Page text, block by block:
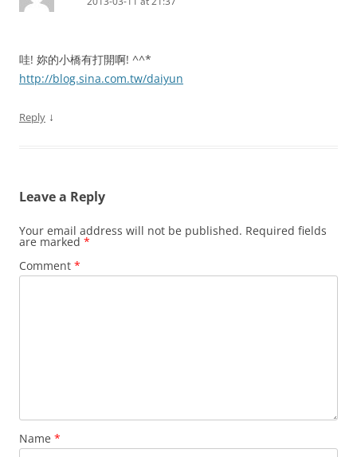
哇! 妳的小橋有打開啊! ^^*
http://blog.sina.com.tw/daiyun
Reply ↓
Leave a Reply
Your email address will not be published. Required fields
are marked *
Comment *
Name *